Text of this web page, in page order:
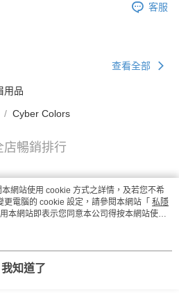
客服
查看全部
用品
Cyber Colors
店暢銷排行
網站使用 cookie 方式之詳情，及若您不希
電腦的 cookie 設定，請參閱本網站「 私隱
本網站即表示您同意本公司得按本網站使用
我知道了